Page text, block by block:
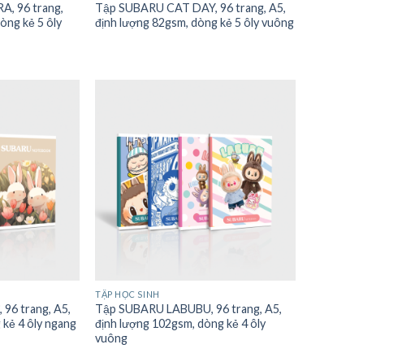
96 trang,
kẻ 5 ôly
Tập SUBARU CAT DAY, 96 trang, A5,
định lượng 82gsm, dòng kẻ 5 ôly vuông
96 trang, A5,
4 ôly ngang
TẬP HỌC SINH
Tập SUBARU LABUBU, 96 trang, A5,
định lượng 102gsm, dòng kẻ 4 ôly
vuông